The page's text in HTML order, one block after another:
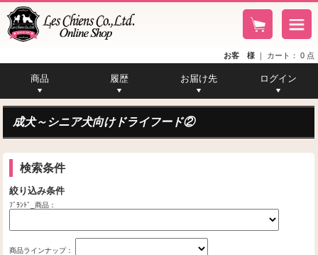
お客 様 ｜ カート： 0 点
商品
商品一覧
カタログ一覧
商品メモ一覧
履歴
注文履歴一覧
お届け先
お届け先一覧
ログイン
成犬～シニア犬向けドライフード②
検索条件
絞り込み条件
ﾌﾞﾗﾝﾄﾞ_商品：
商品ラインナップ：